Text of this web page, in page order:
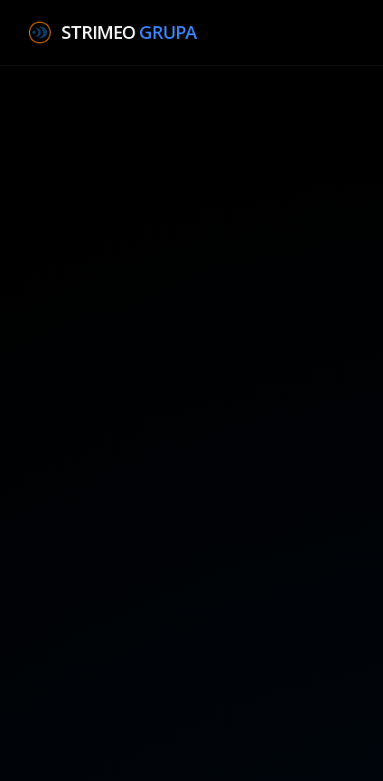
STRIMEOGRUPA